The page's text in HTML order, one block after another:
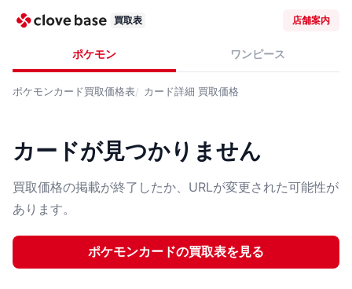
買取表 店舗案内
ポケモン ワンピース
ポケモンカード買取価格表 カード詳細 買取価格
カードが見つかりません
買取価格の掲載が終了したか、URLが変更された可能性が
あります。
ポケモンカードの買取表を見る